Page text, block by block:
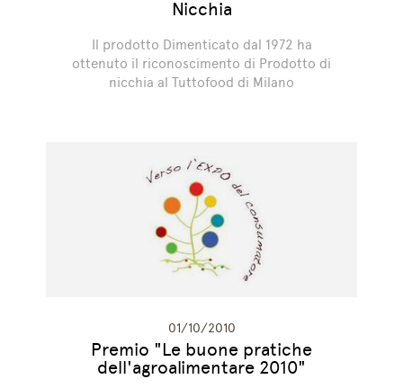
Nicchia
Il prodotto Dimenticato dal 1972 ha
ottenuto il riconoscimento di Prodotto di
nicchia al Tuttofood di Milano
01/10/2010
Premio "Le buone pratiche
dell'agroalimentare 2010"